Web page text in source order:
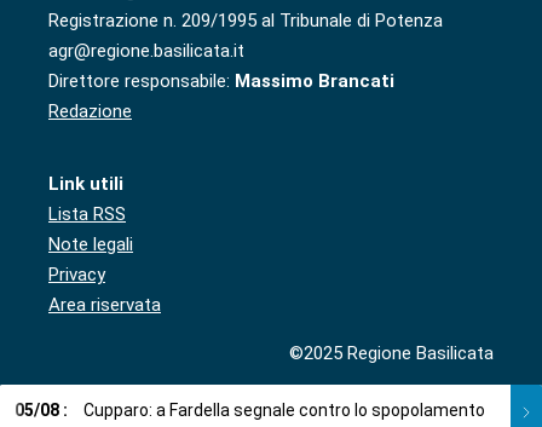
Registrazione n. 209/1995 al Tribunale di Potenza
agr@regione.basilicata.it
Direttore responsabile: Massimo Brancati
Redazione
Link utili
Lista RSS
Note legali
Privacy
Area riservata
©2025 Regione Basilicata
05/08 : Cupparo: a Fardella segnale contro lo spopolamento 05